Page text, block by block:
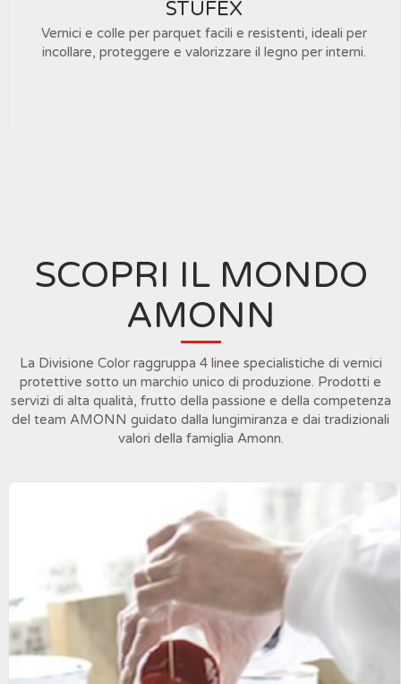
STUFEX
Vernici e colle per parquet facili e resistenti, ideali per
incollare, proteggere e valorizzare il legno per interni.
SCOPRI IL MONDO
AMONN
La Divisione Color raggruppa 4 linee specialistiche di vernici
protettive sotto un marchio unico di produzione. Prodotti e
servizi di alta qualità, frutto della passione e della competenza
del team AMONN guidato dalla lungimiranza e dai tradizionali
valori della famiglia Amonn.